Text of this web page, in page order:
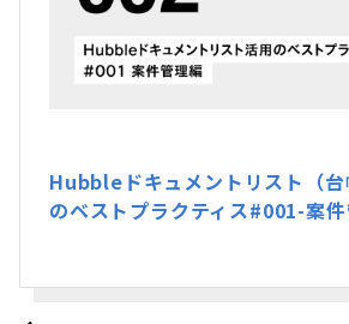
Hubbleドキュメントリスト（台
のベストプラクティス#001-案